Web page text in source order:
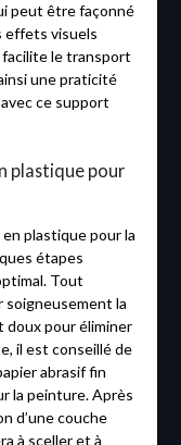
peut être façonné
effets visuels
facilite le transport
une praticité
ce support
plastique pour
en plastique pour la
étapes
Tout
soigneusement la
doux pour éliminer
il est conseillé de
abrasif fin
la peinture. Après
d’une couche
à sceller et à